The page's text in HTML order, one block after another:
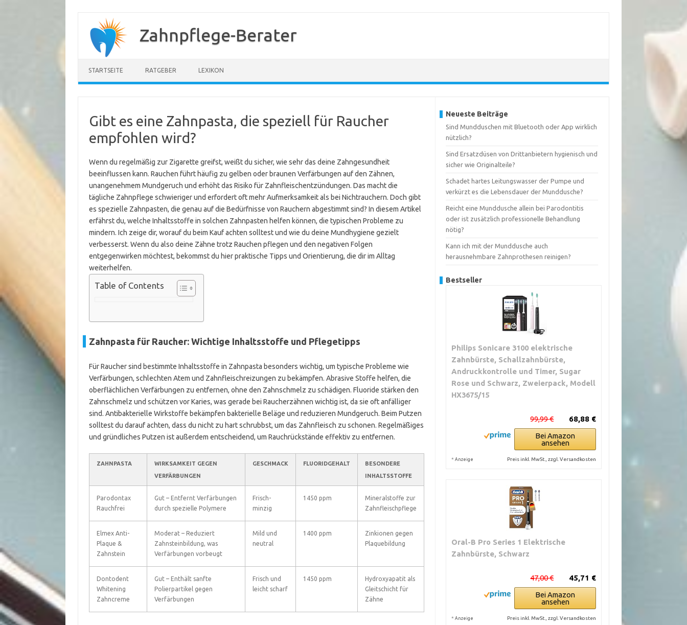
springen
Zahnpflege-Berater
STARTSEITE RATGEBER LEXIKON
Gibt es eine Zahnpasta, die speziell für Raucher
empfohlen wird?
Wenn du regelmäßig zur Zigarette greifst, weißt du sicher, wie sehr das deine Zahngesundheit
beeinflussen kann. Rauchen führt häufig zu gelben oder braunen Verfärbungen auf den Zähnen,
unangenehmem Mundgeruch und erhöht das Risiko für Zahnfleischentzündungen. Das macht die
tägliche Zahnpflege schwieriger und erfordert oft mehr Aufmerksamkeit als bei Nichtrauchern. Doch gibt
es spezielle Zahnpasten, die genau auf die Bedürfnisse von Rauchern abgestimmt sind? In diesem Artikel
erfährst du, welche Inhaltsstoffe in solchen Zahnpasten helfen können, die typischen Probleme zu
mindern. Ich zeige dir, worauf du beim Kauf achten solltest und wie du deine Mundhygiene gezielt
verbesserst. Wenn du also deine Zähne trotz Rauchen pflegen und den negativen Folgen
entgegenwirken möchtest, bekommst du hier praktische Tipps und Orientierung, die dir im Alltag
weiterhelfen.
Table of Contents
Zahnpasta für Raucher: Wichtige Inhaltsstoffe und Pflegetipps
Für Raucher sind bestimmte Inhaltsstoffe in Zahnpasta besonders wichtig, um typische Probleme wie
Verfärbungen, schlechten Atem und Zahnfleischreizungen zu bekämpfen. Abrasive Stoffe helfen, die
oberflächlichen Verfärbungen zu entfernen, ohne den Zahnschmelz zu schädigen. Fluoride stärken den
Zahnschmelz und schützen vor Karies, was gerade bei Raucherzähnen wichtig ist, da sie oft anfälliger
sind. Antibakterielle Wirkstoffe bekämpfen bakterielle Beläge und reduzieren Mundgeruch. Beim Putzen
solltest du darauf achten, dass du nicht zu hart schrubbst, um das Zahnfleisch zu schonen. Regelmäßiges
und gründliches Putzen ist außerdem entscheidend, um Rauchrückstände effektiv zu entfernen.
ZAHNPASTA
WIRKSAMKEIT GEGEN
VERFÄRBUNGEN
GESCHMACK FLUORIDGEHALT
BESONDERE
INHALTSSTOFFE
Parodontax
Rauchfrei
Gut – Entfernt Verfärbungen
durch spezielle Polymere
Frisch-
minzig
1450 ppm
Mineralstoffe zur
Zahnfleischpflege
Elmex Anti-
Plaque &
Zahnstein
Moderat – Reduziert
Zahnsteinbildung, was
Verfärbungen vorbeugt
Mild und
neutral
1400 ppm
Zinkionen gegen
Plaquebildung
Dontodent
Whitening
Zahncreme
Gut – Enthält sanfte
Polierpartikel gegen
Verfärbungen
Frisch und
leicht scharf
1450 ppm
Hydroxyapatit als
Gleitschicht für
Zähne
Neueste Beiträge
Sind Mundduschen mit Bluetooth oder App wirklich
nützlich?
Sind Ersatzdüsen von Drittanbietern hygienisch und
sicher wie Originalteile?
Schadet hartes Leitungswasser der Pumpe und
verkürzt es die Lebensdauer der Munddusche?
Reicht eine Munddusche allein bei Parodontitis
oder ist zusätzlich professionelle Behandlung
nötig?
Kann ich mit der Munddusche auch
herausnehmbare Zahnprothesen reinigen?
Bestseller
Philips Sonicare 3100 elektrische
Zahnbürste, Schallzahnbürste,
Andruckkontrolle und Timer, Sugar
Rose und Schwarz, Zweierpack, Modell
HX3675/15
68,88 €
99,99 €
Bei Amazon
ansehen
* Anzeige Preis inkl. MwSt., zzgl. Versandkosten
Oral-B Pro Series 1 Elektrische
Zahnbürste, Schwarz
45,71 €
47,00 €
Bei Amazon
ansehen
* Anzeige Preis inkl. MwSt., zzgl. Versandkosten